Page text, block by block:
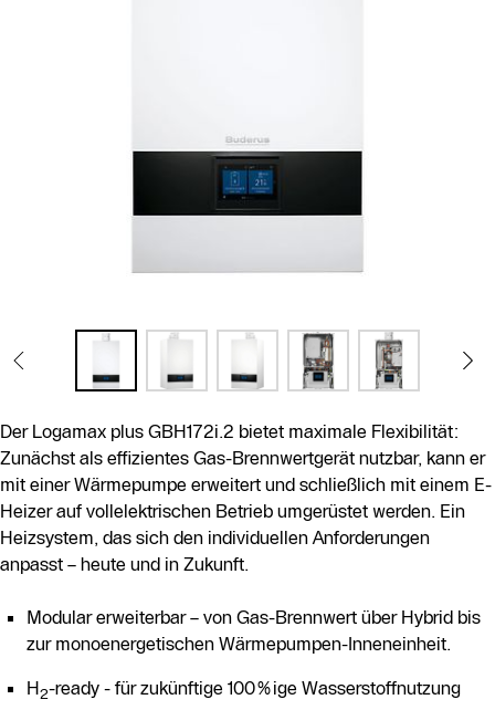
Der Logamax plus GBH172i.2 bietet maximale Flexibilität:
Zunächst als effizientes Gas-Brennwertgerät nutzbar, kann er
mit einer Wärmepumpe erweitert und schließlich mit einem E-
Heizer auf vollelektrischen Betrieb umgerüstet werden. Ein
Heizsystem, das sich den individuellen Anforderungen
anpasst – heute und in Zukunft.
Modular erweiterbar – von Gas-Brennwert über Hybrid bis
zur monoenergetischen Wärmepumpen-Inneneinheit.
H2-ready - für zukünftige 100%ige Wasserstoffnutzung